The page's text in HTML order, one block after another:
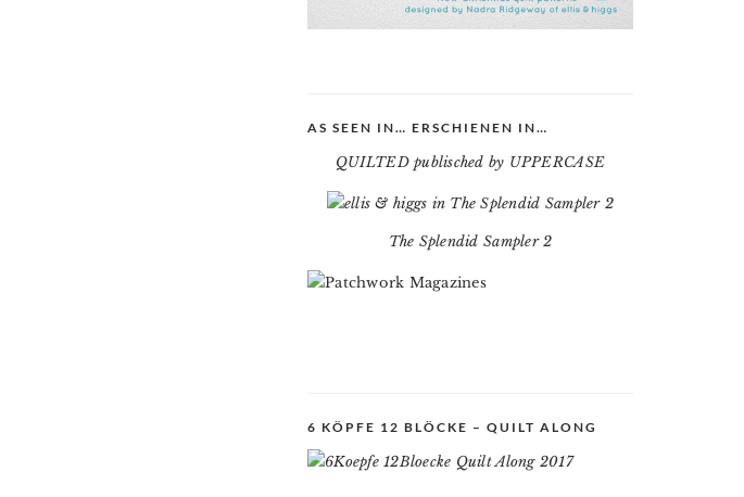
AS SEEN IN… ERSCHIENEN IN…
QUILTED publisched by UPPERCASE
The Splendid Sampler 2
6 KÖPFE 12 BLÖCKE – QUILT ALONG